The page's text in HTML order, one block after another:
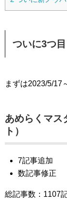
ついに3つ
まずは2023/5/17
あめらくマス
ト）
7記事追加
数記事修正
総記事数：1107